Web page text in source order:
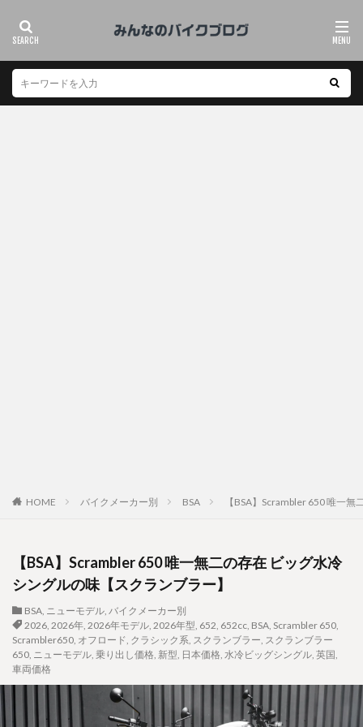
HOME バイクメーカー別 BSA 【BSA】Scrambler 650 唯一
【BSA】Scrambler 650 唯一無二の存在 ビッグ水冷
シングルの味【スクランブラー】
BSA, ニューモデル, バイクメーカー別
2026, 2026年, 2026年モデル, 2026年型, 652, 652cc, BSA, Scrambler 650,
Scrambler650, オフロード, クラシック系, スクランブラー, スクランブラー
650, ニューモデル, 乗り出し価格, 新型, 日本価格, 水冷ビッグシングル, 英国,
車両価格